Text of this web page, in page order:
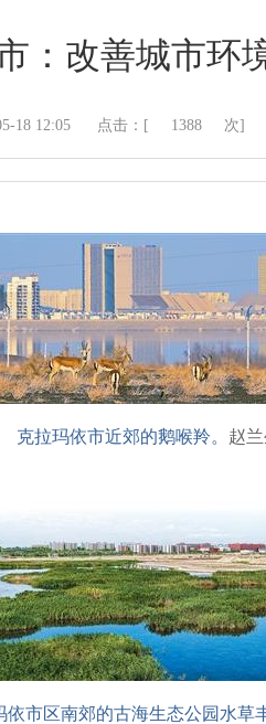
：改善城市环
18 12:05 点击：[ 1388 次]
克拉玛依市近郊的鹅喉羚。 赵
依市区南郊的古海生态公园水草